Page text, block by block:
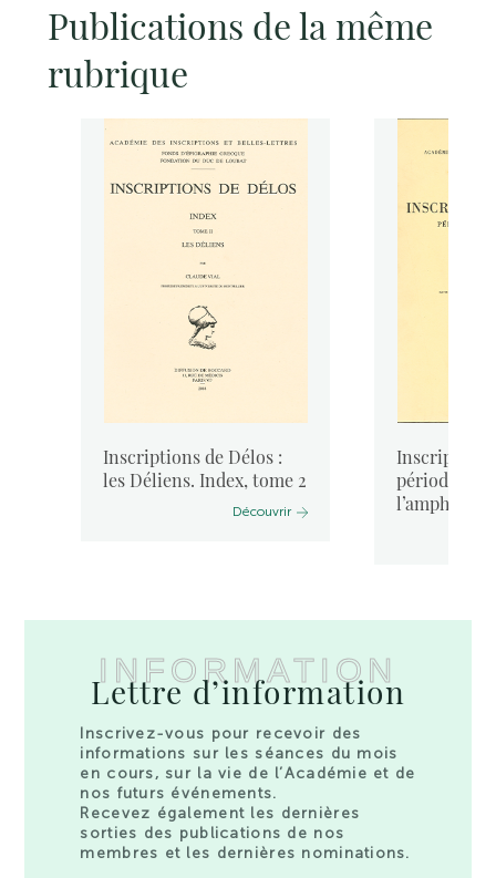
Publications de la même
rubrique
Inscriptions de Délos :
les Déliens. Index, tome 2
Découvrir
Inscriptions
période de
INFORMATION
Lettre d’information
Inscrivez-vous pour recevoir des
informations sur les séances du mois
en cours, sur la vie de l’Académie et de
nos futurs événements.
Recevez également les dernières
sorties des publications de nos
membres et les dernières nominations.